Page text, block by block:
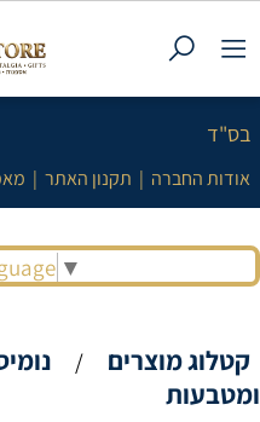
בס"ד
אודות החברה | תקנון האתר |
▼
קטלוג מוצרים /
ומטבעות